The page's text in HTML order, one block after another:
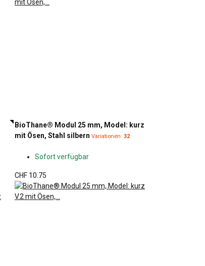
BioThane® Modul 25 mm, Model: kurz
mit Ösen, Stahl silbern Variationen: 32
Sofort verfügbar
CHF 10.75